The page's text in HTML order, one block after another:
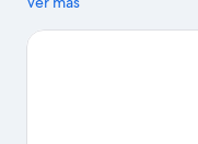
darte una vuelta por